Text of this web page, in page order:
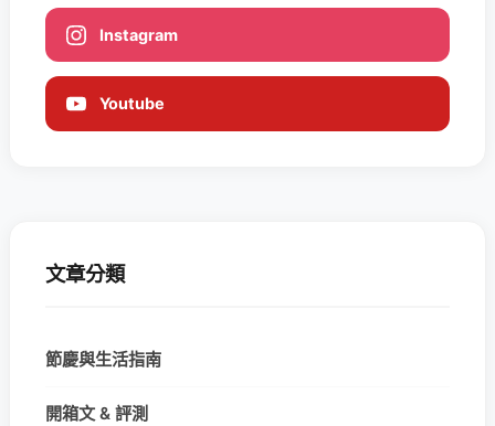
Instagram
Youtube
文章分類
節慶與生活指南
開箱文 & 評測